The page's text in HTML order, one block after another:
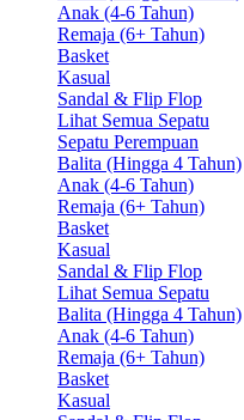
Anak (4-6 Tahun)
Remaja (6+ Tahun)
Basket
Kasual
Sandal & Flip Flop
Lihat Semua Sepatu
Sepatu Perempuan
Balita (Hingga 4 Tahun)
Anak (4-6 Tahun)
Remaja (6+ Tahun)
Basket
Kasual
Sandal & Flip Flop
Lihat Semua Sepatu
Balita (Hingga 4 Tahun)
Anak (4-6 Tahun)
Remaja (6+ Tahun)
Basket
Kasual